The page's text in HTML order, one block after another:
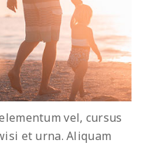
vel, cursus
et urna. Aliquam